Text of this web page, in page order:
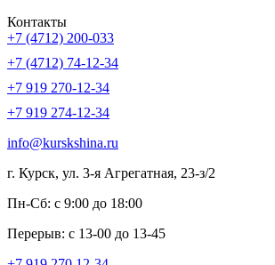
Контакты
+7 (4712) 200-033
+7 (4712) 74-12-34
+7 919 270-12-34
+7 919 274-12-34
info@kurskshina.ru
г. Курск, ул. 3-я Агрегатная, 23-з/2
Пн-Сб: с 9:00 до 18:00
Перерыв: с 13-00 до 13-45